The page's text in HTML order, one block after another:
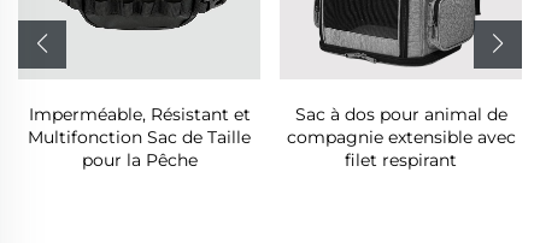
Imperméable, Résistant et
Multifonction Sac de Taille
pour la Pêche
Sac à dos pour animal de
compagnie extensible avec
filet respirant